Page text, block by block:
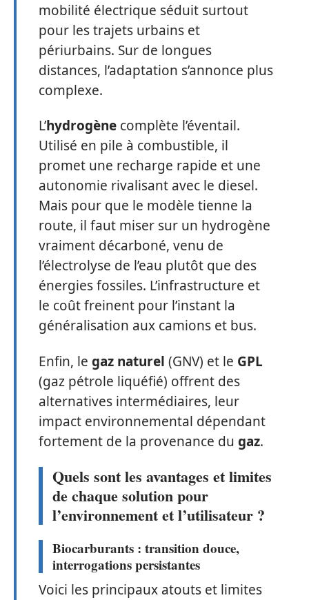
mobilité électrique séduit surtout
pour les trajets urbains et
périurbains. Sur de longues
distances, l’adaptation s’annonce plus
complexe.
L’hydrogène complète l’éventail.
Utilisé en pile à combustible, il
promet une recharge rapide et une
autonomie rivalisant avec le diesel.
Mais pour que le modèle tienne la
route, il faut miser sur un hydrogène
vraiment décarboné, venu de
l’électrolyse de l’eau plutôt que des
énergies fossiles. L’infrastructure et
le coût freinent pour l’instant la
généralisation aux camions et bus.
Enfin, le gaz naturel (GNV) et le GPL
(gaz pétrole liquéfié) offrent des
alternatives intermédiaires, leur
impact environnemental dépendant
fortement de la provenance du gaz.
Quels sont les avantages et limites
de chaque solution pour
l’environnement et l’utilisateur ?
Biocarburants : transition douce,
interrogations persistantes
Voici les principaux atouts et limites